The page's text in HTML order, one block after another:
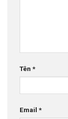
Tên *
Email *